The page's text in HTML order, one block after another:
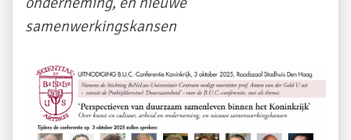
samenwerkingskansen